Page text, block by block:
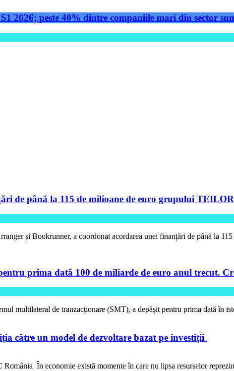
2026; peste 40% dintre companiile mari din sector
de până la 115 de milioane de euro grupului TEILOR
și Bookrunner, a coordonat acordarea unei finanțări de până la 115
prima dată 100 de miliarde de euro anul trecut.
multilateral de tranzacționare (SMT), a depășit pentru prima dată în
către un model de dezvoltare bazat pe investiții
În economie există momente în care nu lipsa resurselor